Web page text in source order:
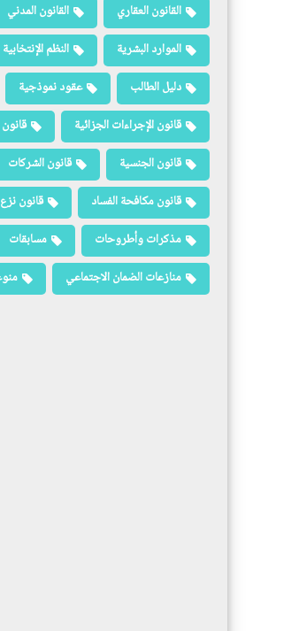
القانون العقاري
القانون المدني
الموارد البشرية
النظم الإنتخابية
دليل الطالب
عقود نموذجية
قانون الإجراءات الجزائية
قانون الجنسية
قانون الشركات
قانون مكافحة الفساد
قانون
مذكرات وأطروحات
مسابقات
منازعات الضمان الاجتماعي